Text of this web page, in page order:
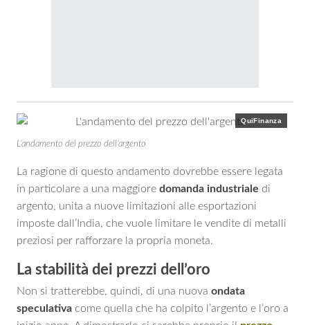
QuiFinanza
L’andamento del prezzo dell’argento
La ragione di questo andamento dovrebbe essere legata
in particolare a una maggiore domanda industriale di
argento, unita a nuove limitazioni alle esportazioni
imposte dall’India, che vuole limitare le vendite di metalli
preziosi per rafforzare la propria moneta.
La stabilità dei prezzi dell’oro
Non si tratterebbe, quindi, di una nuova ondata
speculativa come quella che ha colpito l’argento e l’oro a